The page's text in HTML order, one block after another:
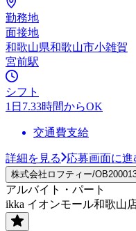
勤務地
面接地
和歌山県和歌山市小雑賀
宮前駅
シフト
1日7.33時間からOK
交通費支給
詳細を見る 応募画面に進
株式会社ロフティー/
アルバイト・パート
ikka イオンモール和歌山